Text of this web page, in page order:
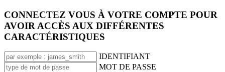
CONNECTEZ VOUS À VOTRE COMPTE POUR
AVOIR ACCÈS AUX DIFFÉRENTES
CARACTÉRISTIQUES
IDENTIFIANT
MOT DE PASSE